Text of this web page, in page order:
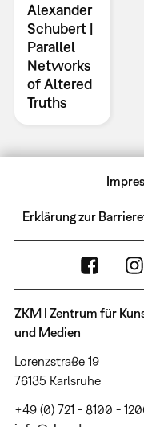
Alexander
Schubert |
Parallel
Networks
of Altered
Truths
Erklärung zur
ZKM | Zentrum für
und Medien
Lorenzstraße 19
76135 Karlsruhe
+49 (0) 721 - 8100 -